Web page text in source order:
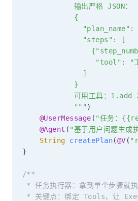
            输出严格 JSON：
            {
"plan_name":
              "steps": [
"tool": "
              ]
            }
可用工具：
            """
)
@UserMessage ( "任务：
@Agent ( "基于用户问题生成
String
createPlan(@V (
}
/**
* 任务执行器：拿到单个步骤就
* 关键点：绑定 Tools，让